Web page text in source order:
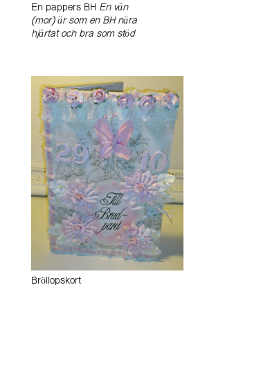
En pappers BH En vän
(mor) är som en BH nära
hjärtat och bra som stöd
Bröllopskort